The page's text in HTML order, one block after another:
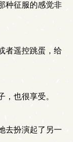
种征服的感觉非
者遥控跳蛋，给
也很享受。
去扮演起了另一